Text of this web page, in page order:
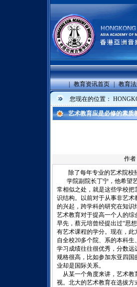
| 教育资讯首页 | 教育
您现在的位置：
艺术教育应是必修的素质
作者
除了每年专业的艺术院校
学院副院长丁宁，他希望
常相似之处，就是这些学校
识结构。以前对于从事非艺
的兴起，跨学科的研究在知
艺术教育对于提高一个人的
早先，蔡元培曾经提出过“思
有艺术课程的学分。现在，
自全校20多个院、系的本科
学习成绩往往很优秀，分数
规格很高，比如参加东亚四
业却是国际关系。
从某一个角度来讲，艺术教
视。北大的艺术教育在选拔